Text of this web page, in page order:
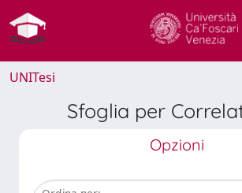
UNITesi
Sfoglia per
Opzioni